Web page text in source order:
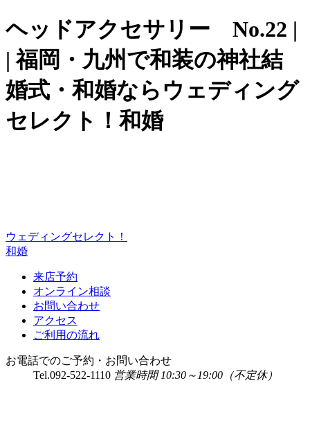
ヘッドアクセサリー No.22 |
| 福岡・九州で和装の神社結
婚式・和婚ならウェディング
セレクト！和婚
ウェディングセレクト！
和婚
来店予約
オンライン相談
お問い合わせ
アクセス
ご利用の流れ
お電話でのご予約・お問い合わせ
Tel.092-522-1110 営業時間 10:30～19:00（不定休）